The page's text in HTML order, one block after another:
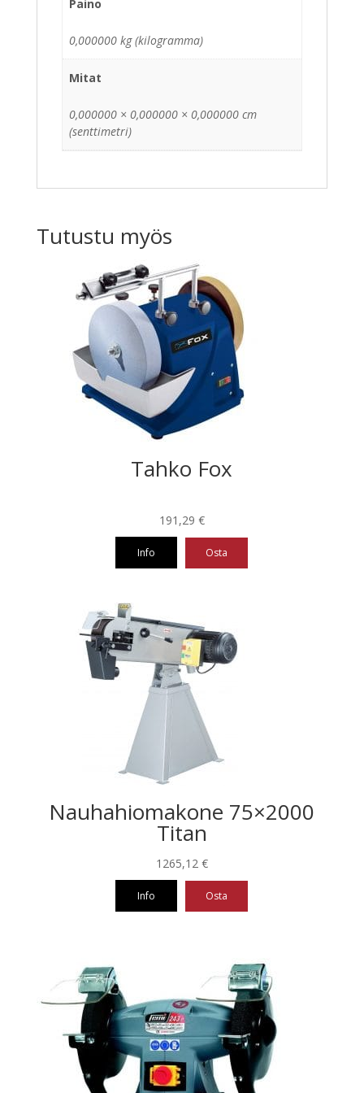
Paino
0,000000 kg (kilogramma)
Mitat
0,000000 × 0,000000 × 0,000000 cm
(senttimetri)
Tutustu myös
Tahko Fox
191,29 €
Info Osta
Nauhahiomakone 75×2000
Titan
1265,12 €
Info Osta